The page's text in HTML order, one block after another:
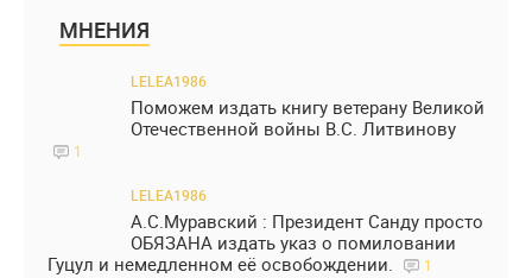
МНЕНИЯ
LELEA1986
Поможем издать книгу ветерану Великой
Отечественной войны В.С. Литвинову
1
LELEA1986
А.С.Муравский : Президент Санду просто
ОБЯЗАНА издать указ о помиловании
Гуцул и немедленном её освобождении.
1